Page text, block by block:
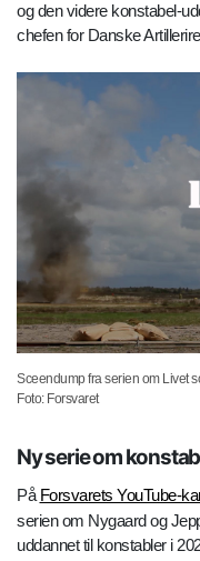
og den videre konstabel-
chefen for Danske
Sceendump fra serien om Livet
Foto: Forsvaret
Ny serie om
På Forsvarets YouTube-
serien om Nygaard og
uddannet til konstabler i